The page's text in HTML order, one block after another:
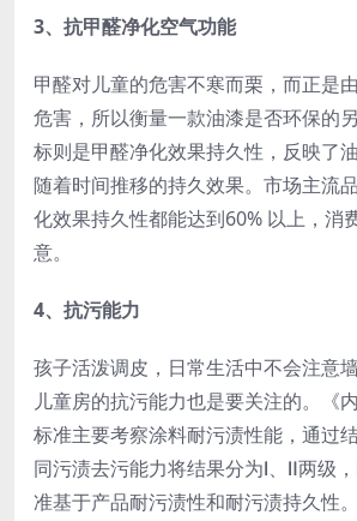
3、抗甲醛净化空气功能
甲醛对儿童的危害不寒而栗，而正是
危害，所以衡量一款油漆是否环保的
标则是甲醛净化效果持久性，反映了
随着时间推移的持久效果。市场主流
化效果持久性都能达到60% 以上，消
意。
4、抗污能力
孩子活泼调皮，日常生活中不会注意
儿童房的抗污能力也是要关注的。《
标准主要考察涂料耐污渍性能，通过
同污渍去污能力将结果分为Ⅰ、Ⅱ两级
准基于产品耐污渍性和耐污渍持久性